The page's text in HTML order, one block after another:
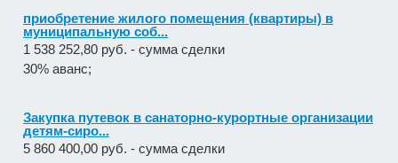
муниципальную соб...
1 538 252,80 руб. - сумма сделки
30% аванс;
детям-сиро...
5 860 400,00 руб. - сумма сделки
30% аванс;